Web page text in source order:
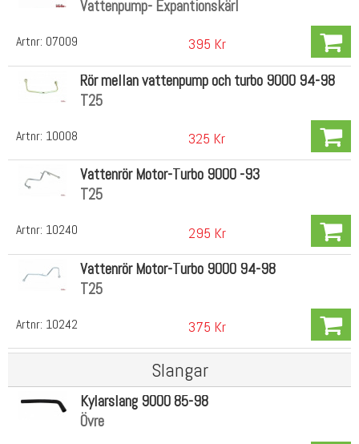
Artnr: 07009
Vattenpump- Expantionskärl
395 Kr
Artnr: 10008
Rör mellan vattenpump och turbo 9000 94-98
T25
325 Kr
Artnr: 10240
Vattenrör Motor-Turbo 9000 -93
T25
295 Kr
Artnr: 10242
Vattenrör Motor-Turbo 9000 94-98
T25
375 Kr
Slangar
Kylarslang 9000 85-98
Övre